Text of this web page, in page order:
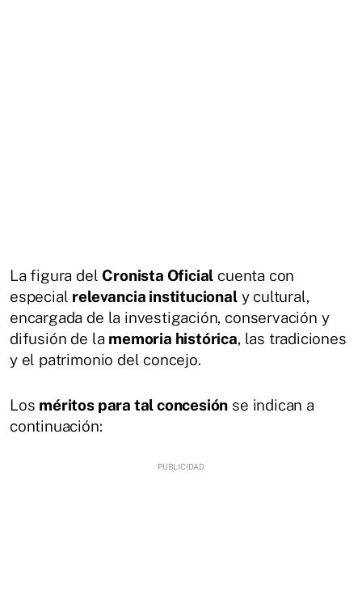
La figura del Cronista Oficial cuenta con
especial relevancia institucionaly cultural,
encargada de la investigación, conservación y
difusión de la memoria histórica, las tradiciones
y el patrimonio del concejo.
Los méritos para tal concesión se indican a
continuación: